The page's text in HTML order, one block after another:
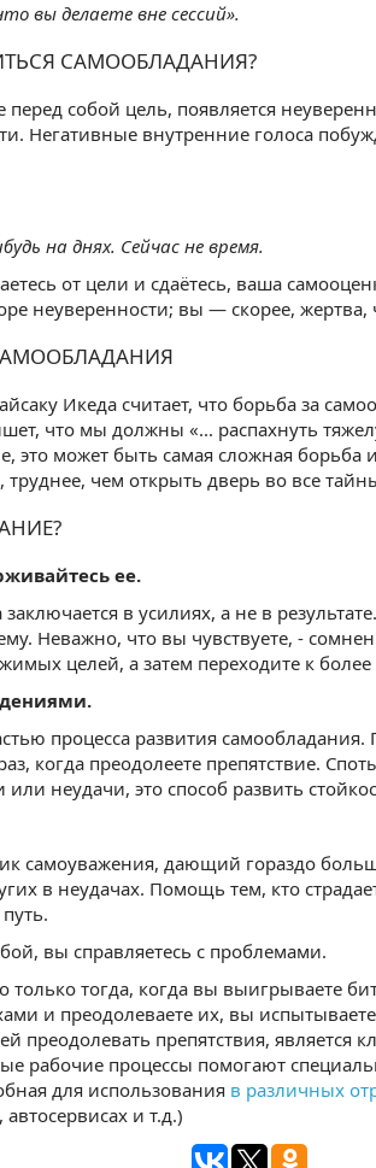
вы делаете вне сессий».
САМООБЛАДАНИЯ?
перед собой цель, появляется
Негативные внутренние голоса
на днях. Сейчас не время.
от цели и сдаётесь, ваша
неуверенности; вы — скорее,
Икеда считает, что борьба за
что мы должны «... распахнуть
это может быть самая сложная
чем открыть дверь во все
ее.
в усилиях, а не в
Неважно, что вы чувствуете, -
целей, а затем переходите к
процесса развития
когда преодолеете препятствие.
неудачи, это способ развить
самоуважения, дающий гораздо
в неудачах. Помощь тем, кто
вы справляетесь с проблемами.
только тогда, когда вы выигрываете
и преодолеваете их, вы
препятствия, является
рабочие процессы помогают
для использования в различных
и т.д.)